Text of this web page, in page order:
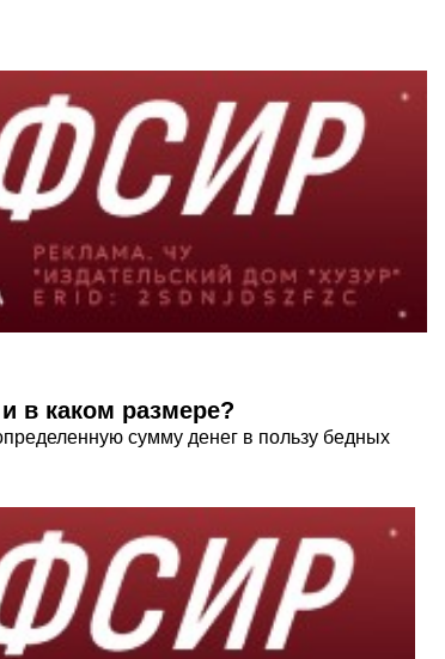
в каком размере?
сумму денег в пользу бедных